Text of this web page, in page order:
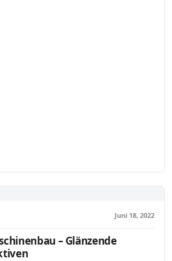
Juni 18, 2022
– Glänzende